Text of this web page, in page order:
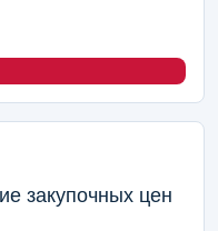
закупочных цен